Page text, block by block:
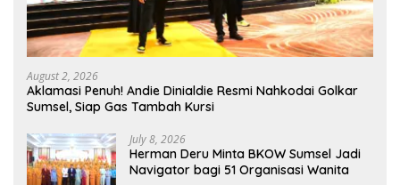
August 2, 2026
Aklamasi Penuh! Andie Dinialdie Resmi Nahkodai Golkar
Sumsel, Siap Gas Tambah Kursi
July 8, 2026
Herman Deru Minta BKOW Sumsel Jadi
Navigator bagi 51 Organisasi Wanita